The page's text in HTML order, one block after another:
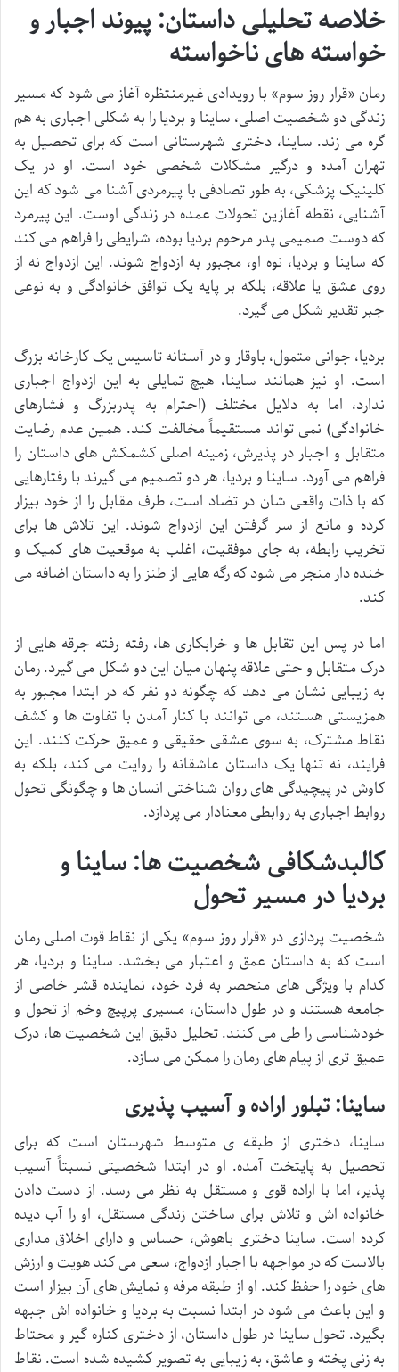
خلاصه تحلیلی داستان: پیوند اجبار و
خواسته های ناخواسته
رمان «قرار روز سوم» با رویدادی غیرمنتظره آغاز می شود که مسیر
زندگی دو شخصیت اصلی، ساینا و بردیا را به شکلی اجباری به هم
گره می زند. ساینا، دختری شهرستانی است که برای تحصیل به
تهران آمده و درگیر مشکلات شخصی خود است. او در یک
کلینیک پزشکی، به طور تصادفی با پیرمردی آشنا می شود که این
آشنایی، نقطه آغازین تحولات عمده در زندگی اوست. این پیرمرد
که دوست صمیمی پدر مرحوم بردیا بوده، شرایطی را فراهم می کند
که ساینا و بردیا، نوه او، مجبور به ازدواج شوند. این ازدواج نه از
روی عشق یا علاقه، بلکه بر پایه یک توافق خانوادگی و به نوعی
جبر تقدیر شکل می گیرد.
بردیا، جوانی متمول، باوقار و در آستانه تاسیس یک کارخانه بزرگ
است. او نیز همانند ساینا، هیچ تمایلی به این ازدواج اجباری
ندارد، اما به دلایل مختلف (احترام به پدربزرگ و فشارهای
خانوادگی) نمی تواند مستقیماً مخالفت کند. همین عدم رضایت
متقابل و اجبار در پذیرش، زمینه اصلی کشمکش های داستان را
فراهم می آورد. ساینا و بردیا، هر دو تصمیم می گیرند با رفتارهایی
که با ذات واقعی شان در تضاد است، طرف مقابل را از خود بیزار
کرده و مانع از سر گرفتن این ازدواج شوند. این تلاش ها برای
تخریب رابطه، به جای موفقیت، اغلب به موقعیت های کمیک و
خنده دار منجر می شود که رگه هایی از طنز را به داستان اضافه می
کند.
اما در پس این تقابل ها و خرابکاری ها، رفته رفته جرقه هایی از
درک متقابل و حتی علاقه پنهان میان این دو شکل می گیرد. رمان
به زیبایی نشان می دهد که چگونه دو نفر که در ابتدا مجبور به
همزیستی هستند، می توانند با کنار آمدن با تفاوت ها و کشف
نقاط مشترک، به سوی عشقی حقیقی و عمیق حرکت کنند. این
فرایند، نه تنها یک داستان عاشقانه را روایت می کند، بلکه به
کاوش در پیچیدگی های روان شناختی انسان ها و چگونگی تحول
روابط اجباری به روابطی معنادار می پردازد.
کالبدشکافی شخصیت ها: ساینا و
بردیا در مسیر تحول
شخصیت پردازی در «قرار روز سوم» یکی از نقاط قوت اصلی رمان
است که به داستان عمق و اعتبار می بخشد. ساینا و بردیا، هر
کدام با ویژگی های منحصر به فرد خود، نماینده قشر خاصی از
جامعه هستند و در طول داستان، مسیری پرپیچ وخم از تحول و
خودشناسی را طی می کنند. تحلیل دقیق این شخصیت ها، درک
عمیق تری از پیام های رمان را ممکن می سازد.
ساینا: تبلور اراده و آسیب پذیری
ساینا، دختری از طبقه ی متوسط شهرستان است که برای
تحصیل به پایتخت آمده. او در ابتدا شخصیتی نسبتاً آسیب
پذیر، اما با اراده قوی و مستقل به نظر می رسد. از دست دادن
خانواده اش و تلاش برای ساختن زندگی مستقل، او را آب دیده
کرده است. ساینا دختری باهوش، حساس و دارای اخلاق مداری
بالاست که در مواجهه با اجبار ازدواج، سعی می کند هویت و ارزش
های خود را حفظ کند. او از طبقه مرفه و نمایش های آن بیزار است
و این باعث می شود در ابتدا نسبت به بردیا و خانواده اش جبهه
بگیرد. تحول ساینا در طول داستان، از دختری کناره گیر و محتاط
به زنی پخته و عاشق، به زیبایی به تصویر کشیده شده است. نقاط